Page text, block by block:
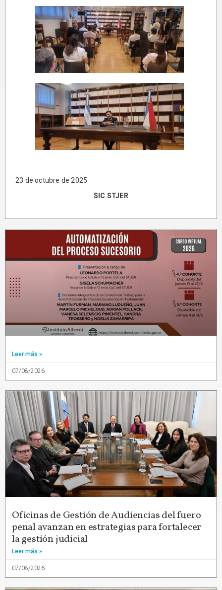
23 de octubre de 2025
SIC STJER
Leer más »
07/08/2026
Oficinas de Gestión de Audiencias del fuero
penal avanzan en estrategias para fortalecer
la gestión judicial
Leer más »
07/08/2026